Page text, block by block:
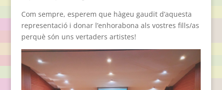
Com sempre, esperem que hàgeu gaudit d’aquesta
representació i donar l’enhorabona als vostres fills/as
perquè són uns vertaders artistes!